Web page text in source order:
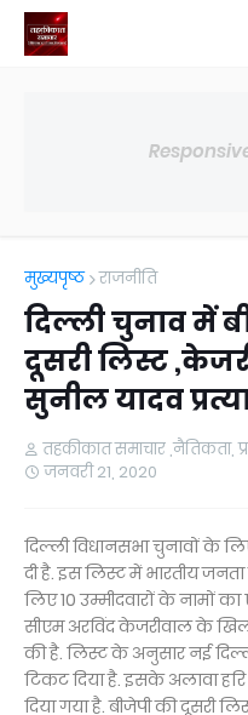
मुख्यपृष्ठ राजनीति
दिल्ली चुनाव में
दूसरी लिस्ट
सुनील यादव
तहकीकात समाचार ,नैतिकता,
जनवरी 21, 2020
दिल्ली विधानसभा चुनावों के
दी है. इस लिस्ट में भारतीय
लिए 10 उम्मीदवारों के नामों
सीएम अरविंद केजरीवाल के
की है. लिस्ट के अनुसार नई
टिकट दिया है. इसके अलावा
दिया गया है. बीजेपी की दूसरी